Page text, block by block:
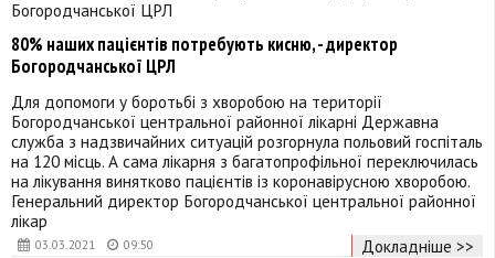
03.03.2021 09:50
80% наших пацієнтів потребують кисню, - директор
Богородчанської ЦРЛ
Для допомоги у боротьбі з хворобою на території
Богородчанської центральної районної лікарні Державна
служба з надзвичайних ситуацій розгорнула польовий госпіталь
на 120 місць. А сама лікарня з багатопрофільної переключилась
на лікування винятково пацієнтів із коронавірусною хворобою.
Генеральний директор Богородчанської центральної районної
лікар
Докладніше >>